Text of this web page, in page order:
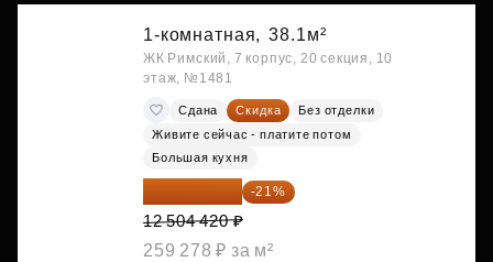
1-комнатная, 38.1м²
ЖК Римский, 7 корпус, 20 секция, 10
этаж, №1481
Сдана Скидка
Без отделки
Живите сейчас - платите потом
Большая кухня
-21%
12 504 420 ₽
259 278 ₽ за м²